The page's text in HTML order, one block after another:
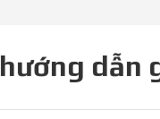
hướng dẫn